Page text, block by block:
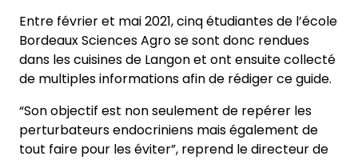
Entre février et mai 2021, cinq étudiantes de l’école
Bordeaux Sciences Agro se sont donc rendues
dans les cuisines de Langon et ont ensuite collecté
de multiples informations afin de rédiger ce guide.
“Son objectif est non seulement de repérer les
perturbateurs endocriniens mais également de
tout faire pour les éviter”, reprend le directeur de